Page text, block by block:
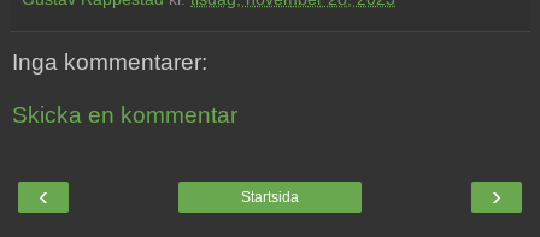
Inga kommentarer:
Skicka en kommentar
‹ ›
Startsida